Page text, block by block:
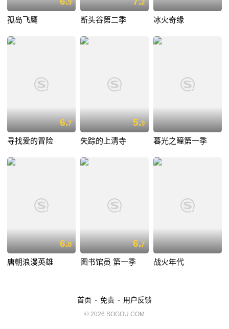
9
孤岛飞鹰
2
断头谷第二季 冰火奇缘
6.7
寻找爱的冒险
5.9
失踪的上清寺 暮光之瞳第一季
6.8
唐朝浪漫英雄
6.7
图书馆员 第一季 战火年代
首页 - 免责 - 用户反馈
© 2026 SOGOU.COM